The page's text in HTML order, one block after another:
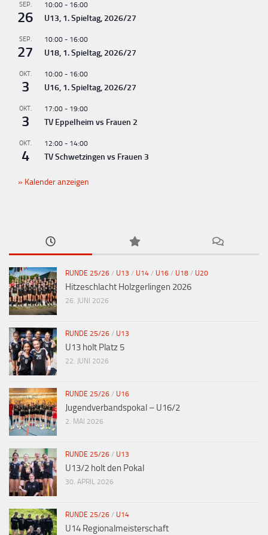
SEP.
26
10:00 - 16:00
U13, 1. Spieltag, 2026/27
SEP.
27
10:00 - 16:00
U18, 1. Spieltag, 2026/27
OKT.
3
10:00 - 16:00
U16, 1. Spieltag, 2026/27
OKT.
3
17:00 - 19:00
TV Eppelheim vs Frauen 2
OKT.
4
12:00 - 14:00
TV Schwetzingen vs Frauen 3
Kalender anzeigen
RUNDE 25/26 / U13 / U14 / U16 / U18 / U20
Hitzeschlacht Holzgerlingen 2026
26. JUNI 2026
RUNDE 25/26 / U13
U13 holt Platz 5
22. JUNI 2026
RUNDE 25/26 / U16
Jugendverbandspokal – U16/2
2. MAI 2026
RUNDE 25/26 / U13
U13/2 holt den Pokal
30. APRIL 2026
RUNDE 25/26 / U14
U14 Regionalmeisterschaft